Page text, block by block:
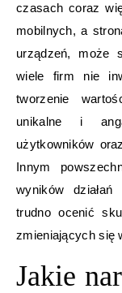
czasach coraz
mobilnych, a
urządzeń, może
wiele firm nie
tworzenie
unikalne i
użytkowników
Innym
wyników
trudno ocenić
zmieniających się
Jakie